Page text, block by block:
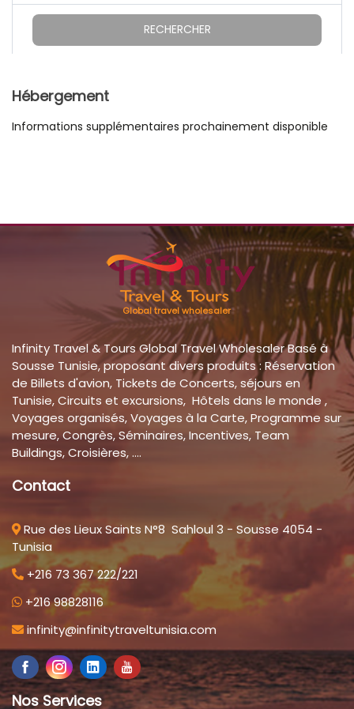
RECHERCHER
Hébergement
Informations supplémentaires prochainement disponible
Global travel wholesaler
Infinity Travel & Tours Global Travel Wholesaler Basé à
Sousse Tunisie, proposant divers produits : Réservation
de Billets d'avion, Tickets de Concerts, séjours en
Tunisie, Circuits et excursions, Hôtels dans le monde ,
Voyages organisés, Voyages à la Carte, Programme sur
mesure, Congrès, Séminaires, Incentives, Team
Buildings, Croisières, ....
Contact
Rue des Lieux Saints N°8 Sahloul 3 - Sousse 4054 -
Tunisia
+216 73 367 222/221
+216 98828116
infinity@infinitytraveltunisia.com
Nos Services